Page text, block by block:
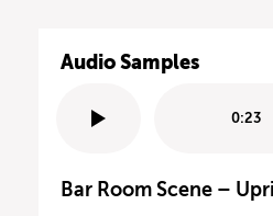
Audio Samples
0:23
Bar Room Scene –